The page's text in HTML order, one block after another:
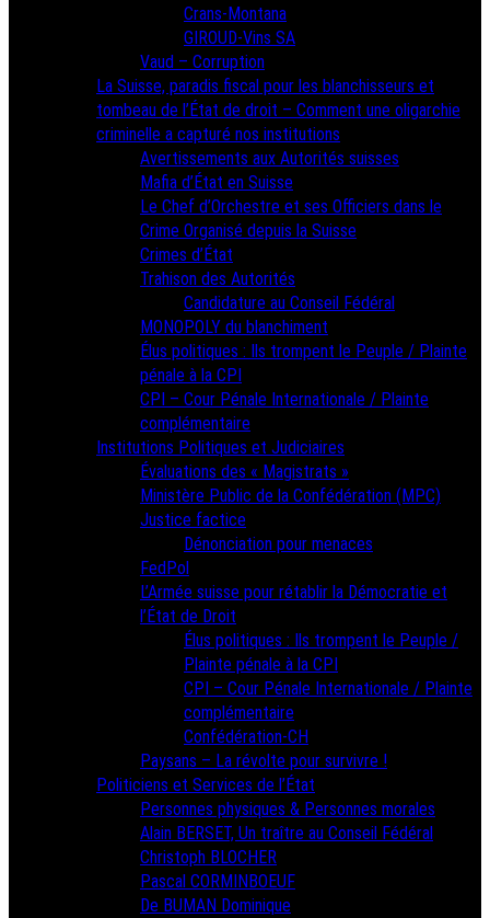
Crans-Montana
GIROUD-Vins SA
Vaud – Corruption
La Suisse, paradis fiscal pour les blanchisseurs et
tombeau de l’État de droit – Comment une oligarchie
criminelle a capturé nos institutions
Avertissements aux Autorités suisses
Mafia d’État en Suisse
Le Chef d’Orchestre et ses Officiers dans le
Crime Organisé depuis la Suisse
Crimes d’État
Trahison des Autorités
Candidature au Conseil Fédéral
MONOPOLY du blanchiment
Élus politiques : Ils trompent le Peuple / Plainte
pénale à la CPI
CPI – Cour Pénale Internationale / Plainte
complémentaire
Institutions Politiques et Judiciaires
Évaluations des « Magistrats »
Ministère Public de la Confédération (MPC)
Justice factice
Dénonciation pour menaces
FedPol
L’Armée suisse pour rétablir la Démocratie et
l’État de Droit
Élus politiques : Ils trompent le Peuple /
Plainte pénale à la CPI
CPI – Cour Pénale Internationale / Plainte
complémentaire
Confédération-CH
Paysans – La révolte pour survivre !
Politiciens et Services de l’État
Personnes physiques & Personnes morales
Alain BERSET, Un traître au Conseil Fédéral
Christoph BLOCHER
Pascal CORMINBOEUF
De BUMAN Dominique